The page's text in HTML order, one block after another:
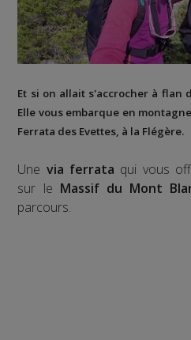
Et si on allait s'accrocher à flan
Elle vous embarque en
Ferrata des Evettes, à la Flégère.
Une via ferrata qui vous
sur le Massif du Mont
parcours.